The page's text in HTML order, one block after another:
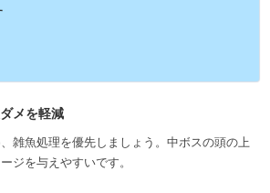
メを軽減
雑魚処理を優先しましょう。中ボスの頭の上
ジを与えやすいです。